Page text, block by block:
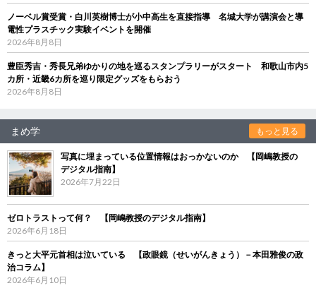
ノーベル賞受賞・白川英樹博士が小中高生を直接指導 名城大学が講演会と導
電性プラスチック実験イベントを開催
2026年8月8日
豊臣秀吉・秀長兄弟ゆかりの地を巡るスタンプラリーがスタート 和歌山市内5
カ所・近畿6カ所を巡り限定グッズをもらおう
2026年8月8日
まめ学 もっと見る
写真に埋まっている位置情報はおっかないのか 【岡嶋教授の
デジタル指南】
2026年7月22日
ゼロトラストって何？ 【岡嶋教授のデジタル指南】
2026年6月18日
きっと大平元首相は泣いている 【政眼鏡（せいがんきょう）－本田雅俊の政
治コラム】
2026年6月10日